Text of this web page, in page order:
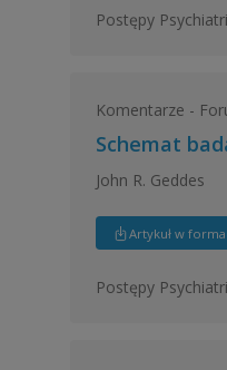
Postępy
Komentarze -
Schemat
John R. Geddes
Artykuł w
Postępy